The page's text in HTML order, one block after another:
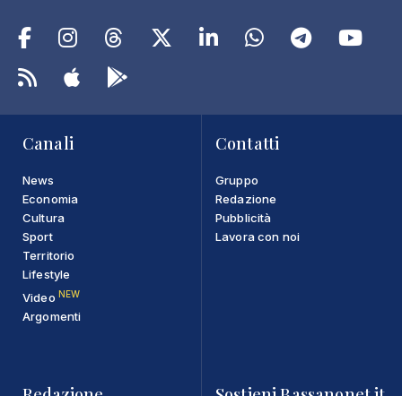
Canali
News
Economia
Cultura
Sport
Territorio
Lifestyle
Video NEW
Argomenti
Contatti
Gruppo
Redazione
Pubblicità
Lavora con noi